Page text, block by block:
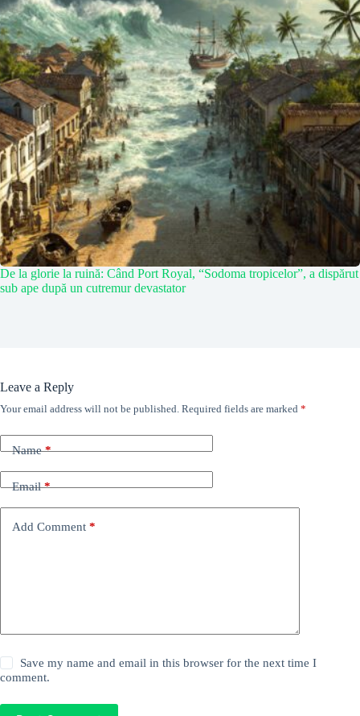
De la glorie la ruină: Când Port Royal, “Sodoma tropicelor”, a dispărut
sub ape după un cutremur devastator
Leave a Reply
Your email address will not be published. Required fields are marked *
Name*
Email*
Add Comment *
Save my name and email in this browser for the next time I
comment.